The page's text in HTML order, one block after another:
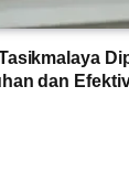
dan